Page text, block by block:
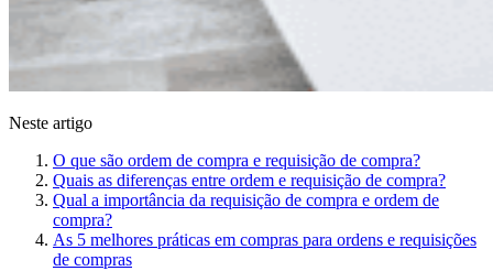
Neste artigo
O que são ordem de compra e requisição de compra?
Quais as diferenças entre ordem e requisição de compra?
Qual a importância da requisição de compra e ordem de
compra?
As 5 melhores práticas em compras para ordens e requisições
de compras